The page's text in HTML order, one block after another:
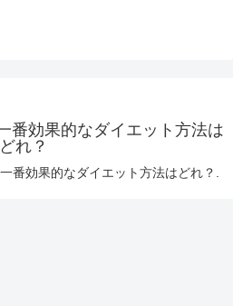
番効果的なダイエット方法は
どれ？
番効果的なダイエット方法はどれ？.